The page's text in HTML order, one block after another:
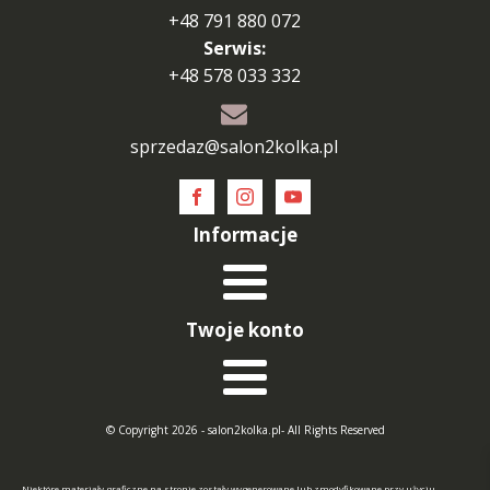
+48 791 880 072
Serwis:
+48 578 033 332
sprzedaz@salon2kolka.pl
Informacje
Twoje konto
© Copyright 2026 - salon2kolka.pl- All Rights Reserved